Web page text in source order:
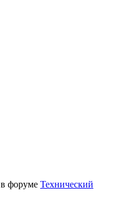
форуме Технический